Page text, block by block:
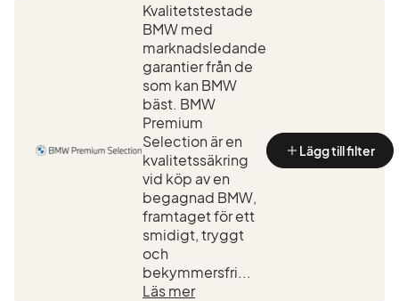
+50
km
(Tillverkare)
Kvalitetstestade
BMW med
marknadsledande
garantier från de
som kan BMW
bäst. BMW
Premium
Selection är en
kvalitetssäkring
vid köp av en
begagnad BMW,
framtaget för ett
smidigt, tryggt
och
bekymmersfri...
Läs mer
Lägg till filter